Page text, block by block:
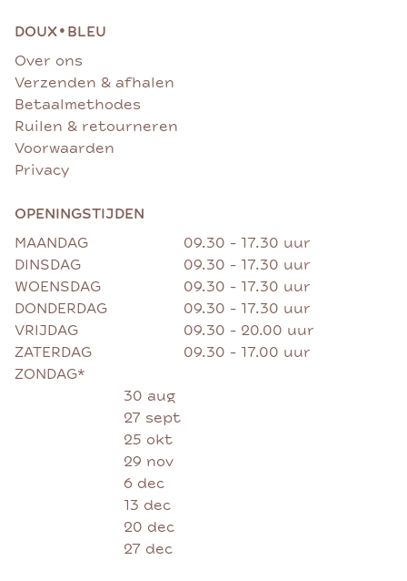
DOUX• BLEU
Over ons
Verzenden & afhalen
Betaalmethodes
Ruilen & retourneren
Voorwaarden
Privacy
OPENINGSTIJDEN
MAANDAG
09.30 - 17.30 uur
DINSDAG
09.30 - 17.30 uur
WOENSDAG
09.30 - 17.30 uur
DONDERDAG
09.30 - 17.30 uur
VRIJDAG
09.30 - 20.00 uur
ZATERDAG
09.30 - 17.00 uur
ZONDAG*
30 aug
27 sept
25 okt
29 nov
6 dec
13 dec
20 dec
27 dec